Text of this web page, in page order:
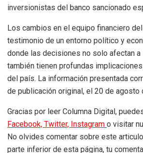
inversionistas del banco sancionado
Los cambios en el equipo financiero
testimonio de un entorno político y
donde las decisiones no solo afectan a
también tienen profundas
del país. La información presentada
de publicación original, el 20 de agosto
Gracias por leer Columna Digital,
Facebook, Twitter, Instagram o visitar
No olvides comentar sobre este
parte inferior de esta página, tu